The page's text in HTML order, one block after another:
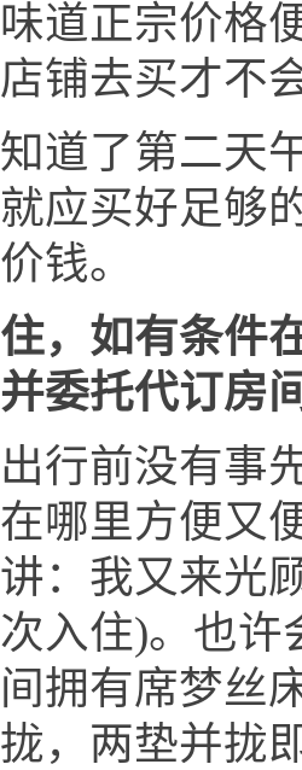
味道正宗价格
店铺去买才不
知道了第二天
就应买好足够
价钱。
住，如有条件
并委托代订房间
出行前没有事
在哪里方便又
讲：我又来光
次入住)。也许
间拥有席梦丝
拢，两垫并拢